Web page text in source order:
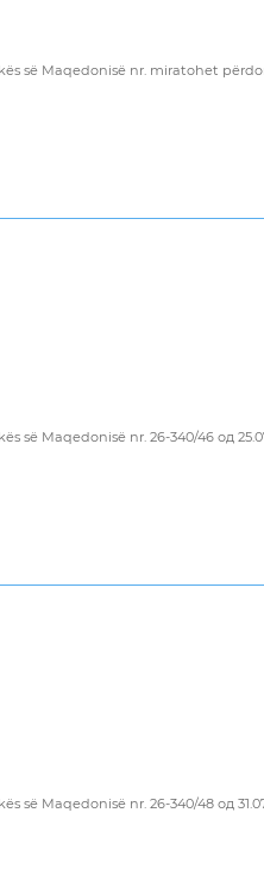
së Maqedonisë nr. miratohet
Maqedonisë nr. 26-340/46 од
Maqedonisë nr. 26-340/48 од